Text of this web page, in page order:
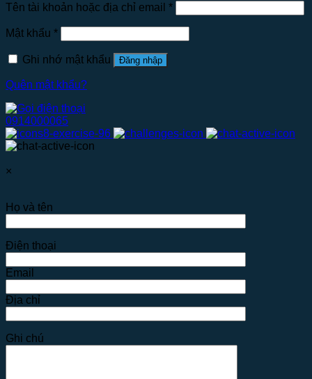
Tên tài khoản hoặc địa chỉ email *
Mật khẩu *
Ghi nhớ mật khẩu Đăng nhập
Quên mật khẩu?
0914000065
×
Họ và tên
Điện thoại
Email
Địa chỉ
Ghi chú